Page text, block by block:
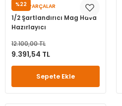
%22
YEDEK PARÇALAR
1/2 Şartlandırıcı Mag Hava
Hazırlayıcı
12.100,00 TL
9.391,54 TL
Sepete Ekle